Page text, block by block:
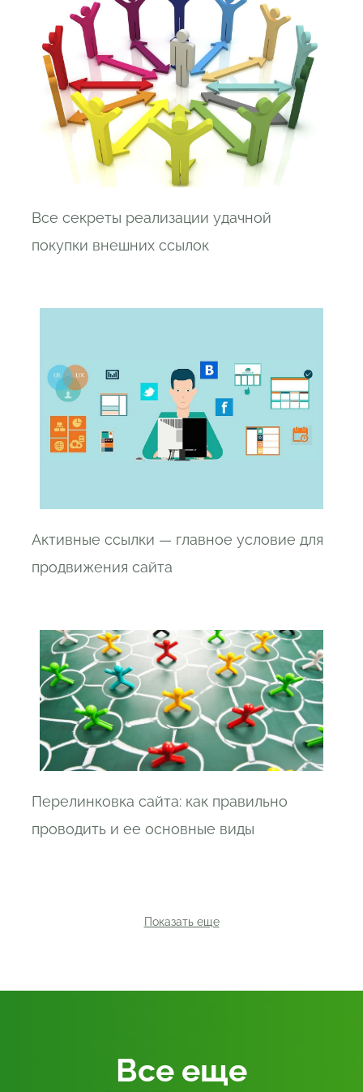
Все секреты реализации удачной
покупки внешних ссылок
Активные ссылки — главное условие для
продвижения сайта
Перелинковка сайта: как правильно
проводить и ее основные виды
Показать еще
Все еще